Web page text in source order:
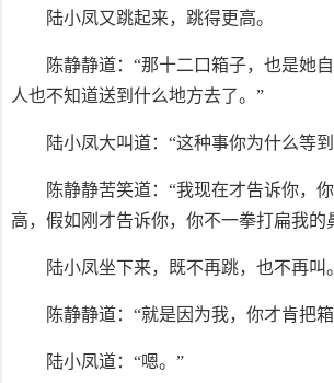
陆小凤又跳起来，跳得更高。
陈静静道：“那十二口箱子，也是她
人也不知道送到什么地方去了。”
陆小凤大叫道：“这种事你为什么等
陈静静苦笑道：“我现在才告诉你，
高，假如刚才告诉你，你不一拳打扁我的
陆小凤坐下来，既不再跳，也不再叫。
陈静静道：“就是因为我，你才肯把
陆小凤道：“嗯。”